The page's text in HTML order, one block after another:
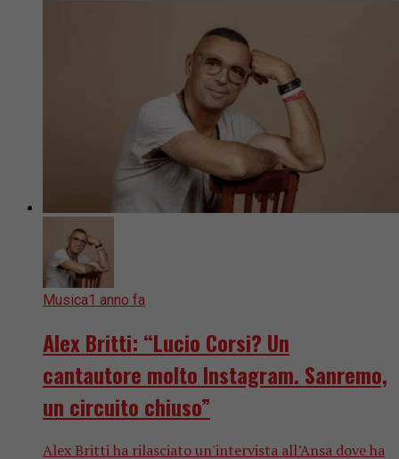
Musica1 anno fa
Alex Britti: “Lucio Corsi? Un
cantautore molto Instagram. Sanremo,
un circuito chiuso”
Alex Britti ha rilasciato un'intervista all’Ansa dove ha